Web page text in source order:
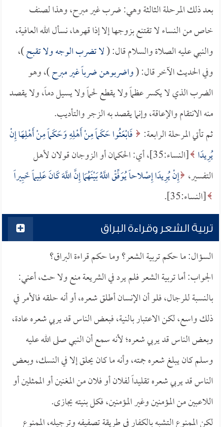
بعد ذلك المرحلة الثالثة وهي: ضرب غير مبرح، وهذا لصنف
خاص من النساء لا تقتنع بزوجها إلا إذا قهرها، نسأل الله العافية،
والنبي عليه الصلاة والسلام قال: (لا تضرب الوجه ولا تقبح)،
وفي الحديث الآخر قال: (واضربوهن ضرباً غير مبرح)، وهو
الضرب الذي لا يكسر عظماً ولا يقطع لحماً ولا يسيل دماً، ولا يقصد
منه الانتقام والإعاقة، وإنما يقصد به الزجر والتأديب.
ثم تأتي المرحلة الرابعة:
فَابْعَثُوا حَكَماً مِنْ أَهْلِهِ وَحَكَماً مِنْ أَهْلِهَا إِنْ
يُرِيدَا
[النساء:35]، أي: الحكمان أو الزوجان قولان لأهل
التفسير، إِنْ يُرِيدَا إِصْلاحاً يُوَفِّقْ اللَّهُ بَيْنَهُمَا إِنَّ اللَّهَ كَانَ عَلِيماً خَبِيراً
[النساء:35].
تربية الشعر وقراءة البراق
السؤال: ما حكم تربية الشعر؟ وما حكم قراءة البراق؟
الجواب: أما تربية الشعر فلم يرد في الشريعة منع ولا حث، أعني:
بالنسبة للرجال، فلو أن الإنسان أطلق شعره، أو أنه حلقه فالأمر في
ذلك واسع، لكن الاعتبار بالنية، فبعض الناس قد يربي شعره عادة،
وبعض الناس قد يربي شعره؛ لأنه سمع أن النبي صلى الله عليه
وسلم كان يبلغ شعره جمته، وأنه ما كان يحلق إلا في النسك، وبعض
الناس قد يربي شعره تقليداً لفلان أو فلان من المغنين أو الممثلين أو
اللاعبين من المؤمنين وغير المؤمنين، فكل بنيته يجازى.